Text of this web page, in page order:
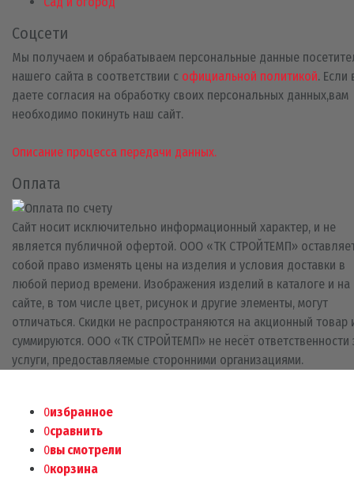
Соцсети
Мы получаем и обрабатываем персональные данные
нашего сайта в соответствии с официальной политикой. Если
даете согласия на обработку своих персональных данных,вам
необходимо покинуть наш сайт.
Описание процесса передачи данных.
Оплата
Сайт носит исключительно информационный характер, и не
является публичной офертой. ООО «ТК СТРОЙТЕМП»
собой право изменять цены на изделия и условия доставки в
любой период времени. Изображения изделий в каталоге и на
сайте, в том числе цвет, рисунок и другие элементы, могут
отличаться. Скидки не распространяются на акционный товар
суммируются. ООО «ТК СТРОЙТЕМП» не несёт ответственности
услуги, предоставляемые сторонними организациями.
0избранное
0сравнить
0вы смотрели
0корзина